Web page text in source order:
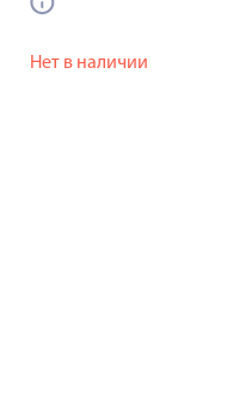
Нет в наличии